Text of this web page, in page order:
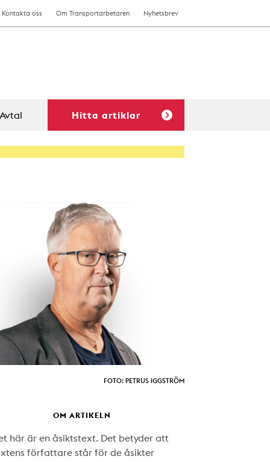
Kontakta oss Om Transportarbetaren Nyhetsbrev
Hitta artiklar
FOTO: PETRUS IGGSTRÖM
OM ARTIKELN
här är en åsiktstext. Det betyder att
författare står för de åsikter